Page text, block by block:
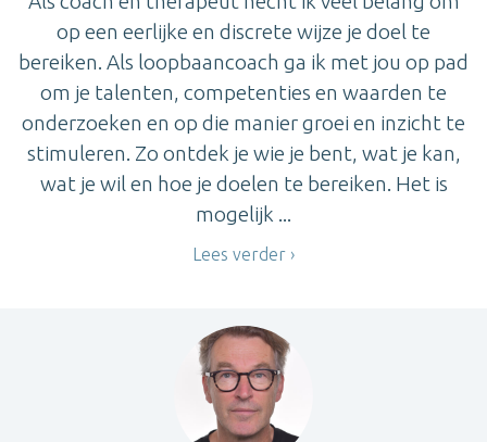
op een eerlijke en discrete wijze je doel te
bereiken. Als loopbaancoach ga ik met jou op pad
om je talenten, competenties en waarden te
onderzoeken en op die manier groei en inzicht te
stimuleren. Zo ontdek je wie je bent, wat je kan,
wat je wil en hoe je doelen te bereiken. Het is
mogelijk ...
Lees verder